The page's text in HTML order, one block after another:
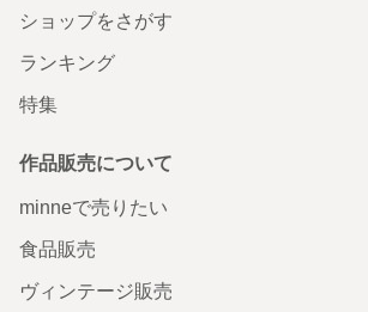
ショップをさがす
ランキング
特集
作品販売について
minneで売りたい
食品販売
ヴィンテージ販売